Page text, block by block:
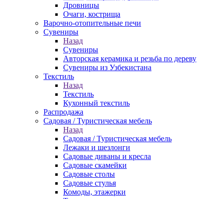
Дровницы
Очаги, кострища
Варочно-отопительные печи
Сувениры
Назад
Сувениры
Авторская керамика и резьба по дереву
Сувениры из Узбекистана
Текстиль
Назад
Текстиль
Кухонный текстиль
Распродажа
Садовая / Туристическая мебель
Назад
Садовая / Туристическая мебель
Лежаки и шезлонги
Садовые диваны и кресла
Садовые скамейки
Садовые столы
Садовые стулья
Комоды, этажерки